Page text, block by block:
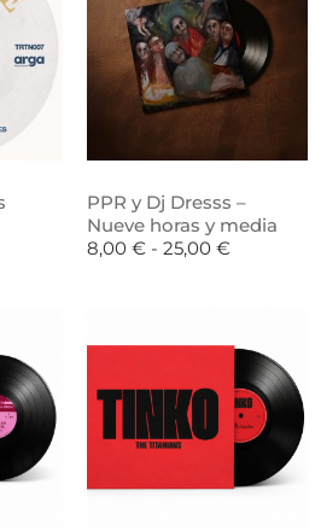
PPR y Dj Dresss –
Nueve horas y media
8,00 € - 25,00 €